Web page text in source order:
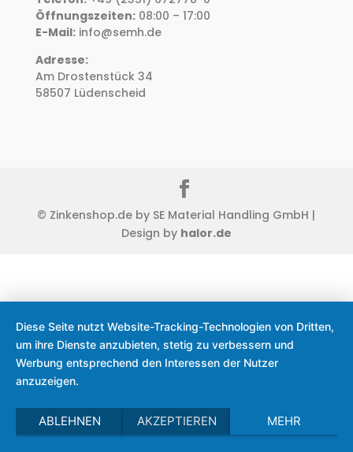
Öffnungszeiten:08:00 – 17:00
E-Mail:info@semh.de
Adresse:
Am Drostenstück 34
58507 Lüdenscheid
© Zinkenshop.de by SE Material Handling GmbH |
Design by halor.de
Diese Seite nutzt Website-Tracking-Technologien von Dritten,
um ihre Dienste anzubieten, stetig zu verbessern und
Werbung entsprechend den Interessen der Nutzer
anzuzeigen.
ABLEHNEN AKZEPTIEREN MEHR